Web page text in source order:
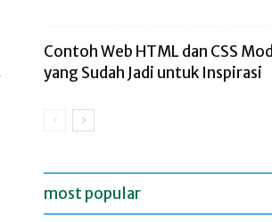
Contoh Web HTML dan CSS
yang Sudah Jadi untuk Inspirasi
most popular